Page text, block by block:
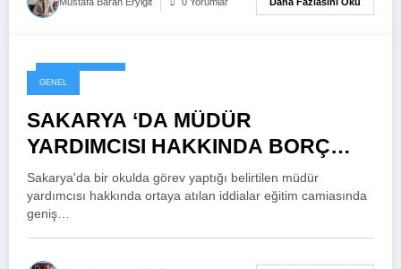
8 Haziran 2026
GENEL
SAKARYA ‘DA MÜDÜR
YARDIMCISI HAKKINDA BORÇ
İDDASI ! İDARİ SORUŞTURMA
BAŞLATILDIĞI ÖNE SÜRÜLDÜ
Sakarya'da bir okulda görev yaptığı belirtilen müdür
yardımcısı hakkında ortaya atılan iddialar eğitim camiasında
geniş…